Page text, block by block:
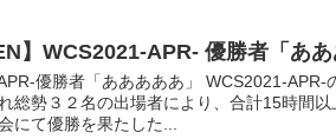
】WCS2021-APR- 優勝者「あ
優勝者「あああああ」 WCS2021-
総勢３２名の出場者により、合計15時間
にて優勝を果たした...